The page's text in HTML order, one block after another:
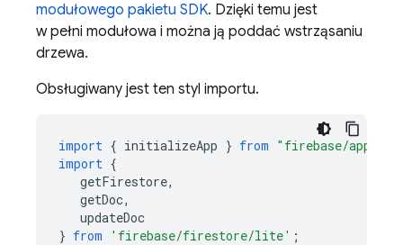
modułowego pakietu SDK. Dzięki temu jest
w pełni modułowa i można ją poddać wstrząsaniu
drzewa.
Obsługiwany jest ten styl importu.
import { initializeApp } from "firebase/app"
import {
getFirestore,
getDoc,
updateDoc
} from 'firebase/firestore/lite' ;